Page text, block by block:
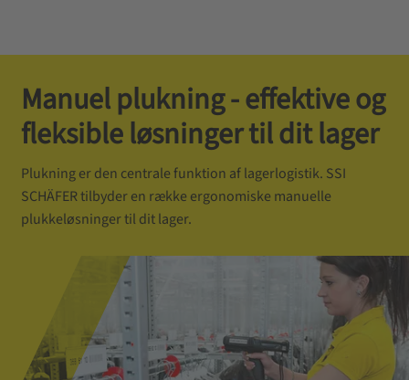
Manuel plukning - effektive og
fleksible løsninger til dit lager
Plukning er den centrale funktion af lagerlogistik. SSI
SCHÄFER tilbyder en række ergonomiske manuelle
plukkeløsninger til dit lager.